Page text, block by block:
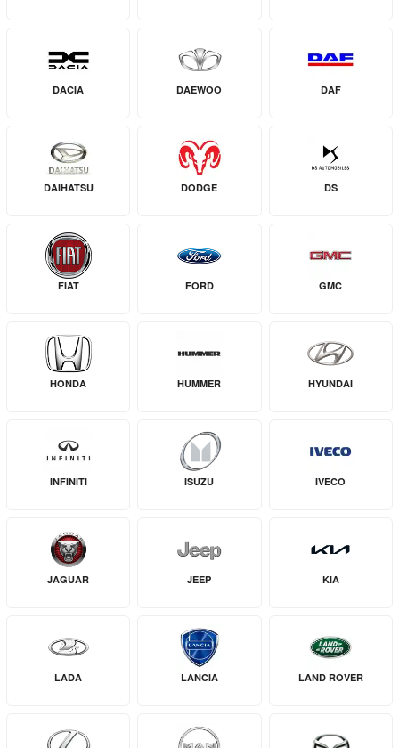
DACIA DAEWOO DAF
DAIHATSU DODGE DS
FIAT FORD GMC
HONDA HUMMER HYUNDAI
INFINITI ISUZU IVECO
JAGUAR JEEP KIA
LADA LANCIA LAND ROVER